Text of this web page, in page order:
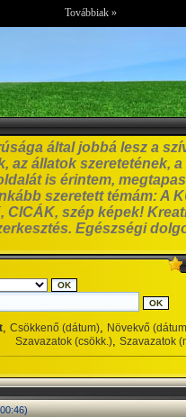
Továbbiak »
által jobbá lesz a
az állatok szeretetének,
is érintem,
szeretett témám: A
CICÁK, szép képek!
Egészségi
, Csökkenő (dátum), Növekvő
Szavazatok (csökk.), Szavazatok